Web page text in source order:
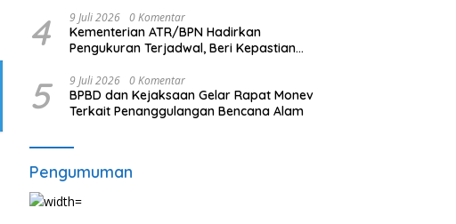
4 9 Juli 2026 0 Komentar
Kementerian ATR/BPN Hadirkan
Pengukuran Terjadwal, Beri Kepastian
5 9 Juli 2026 0 Komentar
BPBD dan Kejaksaan Gelar Rapat Monev
Terkait Penanggulangan Bencana Alam
Pengumuman